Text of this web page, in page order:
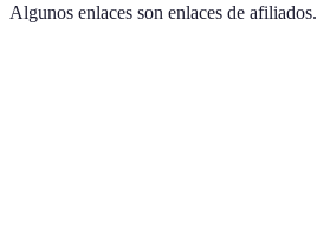
Algunos enlaces son enlaces de afiliados.